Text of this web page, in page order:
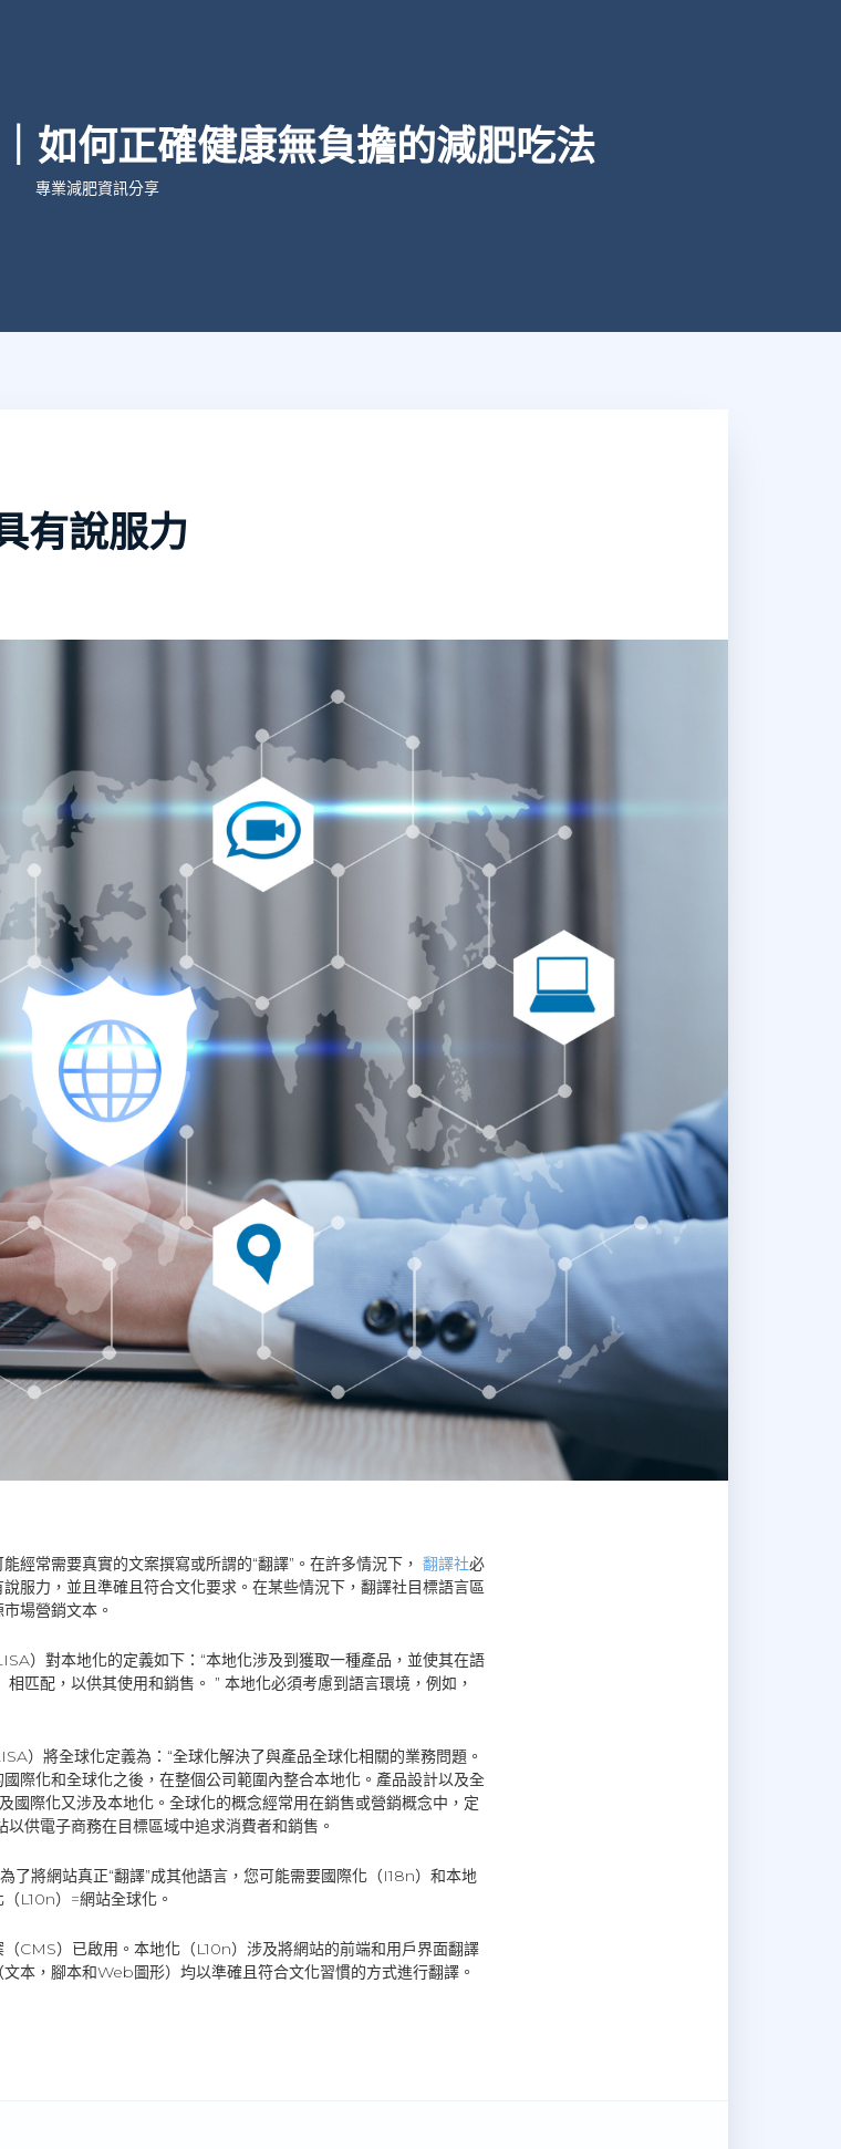
如何正確健康無負擔的減肥吃法
專業減肥資訊分享
有說服力
經常需要真實的文案撰寫或所謂的“翻譯”。在許多情況下， 翻譯社必
服力，並且準確且符合文化要求。在某些情況下，翻譯社目標語言區
場營銷文本。
）對本地化的定義如下：“本地化涉及到獲取一種產品，並使其在語
匹配，以供其使用和銷售。 ” 本地化必須考慮到語言環境，例如，
）將全球化定義為：“全球化解決了與產品全球化相關的業務問題。
際化和全球化之後，在整個公司範圍內整合本地化。產品設計以及全
國際化又涉及本地化。全球化的概念經常用在銷售或營銷概念中，定
供電子商務在目標區域中追求消費者和銷售。
了將網站真正“翻譯”成其他語言，您可能需要國際化（I18n）和本地
L10n）=網站全球化。
CMS）已啟用。本地化（L10n）涉及將網站的前端和用戶界面翻譯
本，腳本和Web圖形）均以準確且符合文化習慣的方式進行翻譯。